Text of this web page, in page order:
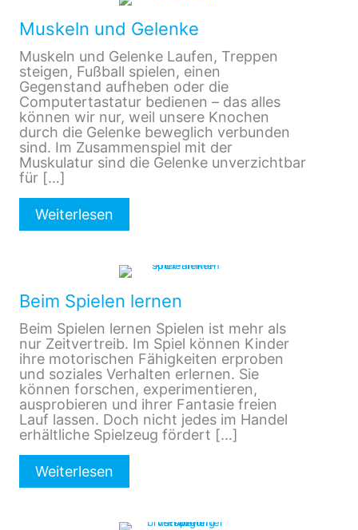
Muskeln und Gelenke
Muskeln und Gelenke Laufen, Treppen
steigen, Fußball spielen, einen
Gegenstand aufheben oder die
Computertastatur bedienen – das alles
können wir nur, weil unsere Knochen
durch die Gelenke beweglich verbunden
sind. Im Zusammenspiel mit der
Muskulatur sind die Gelenke unverzichtbar
für […]
Weiterlesen
Beim Spielen lernen
Beim Spielen lernen Spielen ist mehr als
nur Zeitvertreib. Im Spiel können Kinder
ihre motorischen Fähigkeiten erproben
und soziales Verhalten erlernen. Sie
können forschen, experimentieren,
ausprobieren und ihrer Fantasie freien
Lauf lassen. Doch nicht jedes im Handel
erhältliche Spielzeug fördert […]
Weiterlesen